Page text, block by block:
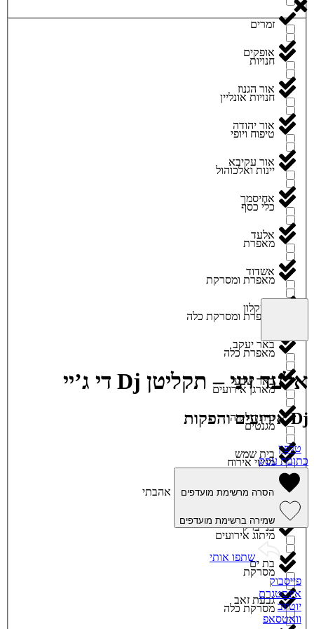
זמרים
חנויות
חנויות אונליין
טיפוח ויופי
יינות ואלכוהול
כלי כסף
מאפרת
מאפרת ומסרקת
מאפרת ומסרקת כלה
מאפרת כלה
מארגן אירועים
מגנטים
מגשי אירוח
מוזיקה
מיתוג אירועים
מסרקת
מסרקת כלה
אופקים
אור הגנוז
אור יהודה
אור עקיבא
אחיסמך
אלעד
אשדוד
אשקלון
באר יעקב
באר שבע
בית חלקיה
בית שמש
ביתר עילית
בני ברק
בת ים
גבעת זאב
אלעד זיני – תקליטן Dj די ג’יי
Dj אירועים והפקות
טלפון
כתובת עסק
הסרה מרשימת מועדפים
שמירה ברשימת מועדפים
אהבתי
שתפו אותי
פייסבוק
אינסטגרם
יוטיוב
וואטסאפ